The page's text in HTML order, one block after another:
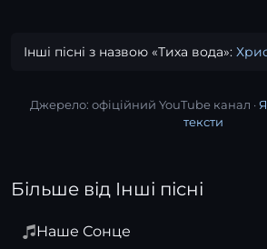
Інші пісні з назвою «Тиха вода»:
Джерело: офіційний YouTube канал ·
тексти
Більше від Інші пісні
Наше Сонце